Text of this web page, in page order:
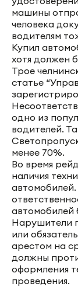
машины
человека
водителям
Купил
хотя должен
Трое
статье
одно из
водителей.
менее 70%.
Во время
наличия
автомобилей.
автомобилей
Нарушители
или
арестом на
должны
оформления
проведения.